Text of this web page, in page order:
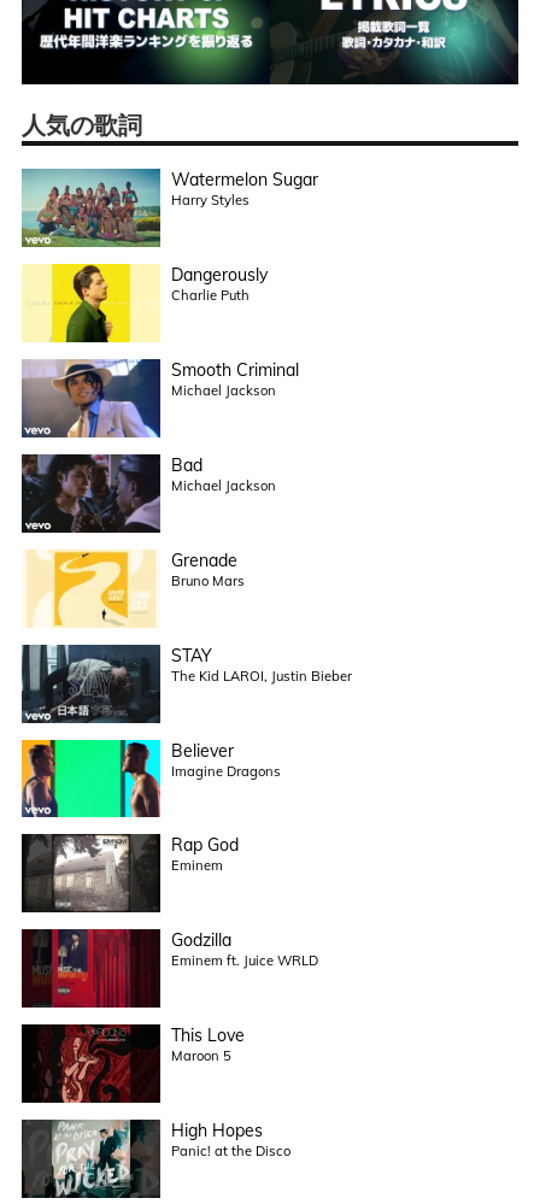
人気の歌詞
Watermelon Sugar
Harry Styles
Dangerously
Charlie Puth
Smooth Criminal
Michael Jackson
Bad
Michael Jackson
Grenade
Bruno Mars
STAY
The Kid LAROI, Justin Bieber
Believer
Imagine Dragons
Rap God
Eminem
Godzilla
Eminem ft. Juice WRLD
This Love
Maroon 5
High Hopes
Panic! at the Disco